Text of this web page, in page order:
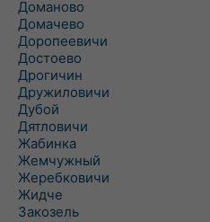
Доманово
Домачево
Доропеевичи
Достоево
Дрогичин
Дружиловичи
Дубой
Дятловичи
Жабинка
Жемчужный
Жеребковичи
Жидче
Закозель